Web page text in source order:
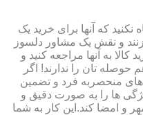
نکنید که آنها برای خرید یک
و نقش یک مشاور دلسوز
به آنها مراجعه کنید و
حوصله تان را ندارند! اگر
های منحصربه فرد و تضمین
ها را به صورت دقیق و
و امضا کند.این کار به شما